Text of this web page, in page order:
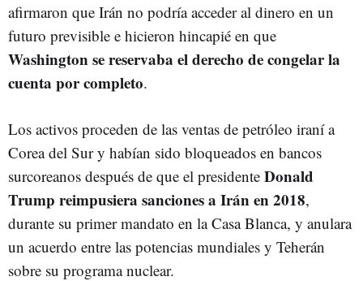
afirmaron que Irán no podría acceder al dinero en un
futuro previsible e hicieron hincapié en que
Washington se reservaba el derecho de congelar la
cuenta por completo.
Los activos proceden de las ventas de petróleo iraní a
Corea del Sur y habían sido bloqueados en bancos
surcoreanos después de que el presidente Donald
Trump reimpusiera sanciones a Irán en 2018,
durante su primer mandato en la Casa Blanca, y anulara
un acuerdo entre las potencias mundiales y Teherán
sobre su programa nuclear.